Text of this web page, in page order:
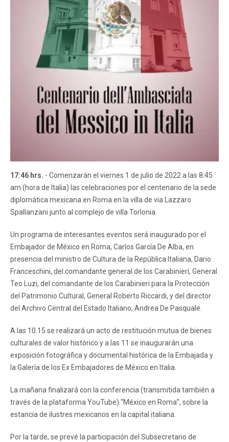
17:46 hrs. - Comenzarán el viernes 1 de julio de 2022 a las 8:45
am (hora de Italia) las celebraciones por el centenario de la sede
diplomática mexicana en Roma en la villa de via Lazzaro
Spallanzani junto al complejo de villa Torlonia.
Un programa de interesantes eventos será inaugurado por el
Embajador de México en Roma, Carlos García De Alba, en
presencia del ministro de Cultura de la República Italiana, Dario
Franceschini, del comandante general de los Carabinieri, General
Teo Luzi, del comandante de los Carabinieri para la Protección
del Patrimonio Cultural, General Roberto Riccardi, y del director
del Archivo Central del Estado Italiano, Andrea De Pasquale.
A las 10.15 se realizará un acto de restitución mutua de bienes
culturales de valor histórico y a las 11 se inaugurarán una
exposición fotográfica y documental histórica de la Embajada y
la Galería de los Ex Embajadores de México en Italia.
La mañana finalizará con la conferencia (transmitida también a
través de la plataforma YouTube) “México en Roma”, sobre la
estancia de ilustres mexicanos en la capital italiana.
Por la tarde, se prevé la participación del Subsecretario de